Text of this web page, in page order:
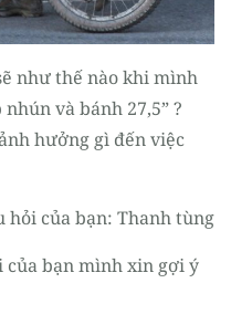
như thế nào khi mình
và bánh 27,5” ?
hưởng gì đến việc
hỏi của bạn: Thanh tùng
của bạn mình xin gợi ý